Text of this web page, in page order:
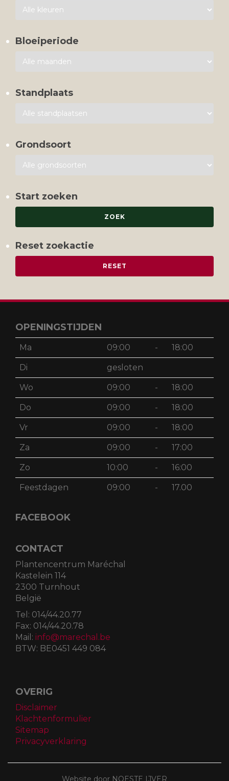
Bloeiperiode
Standplaats
Grondsoort
Start zoeken
Reset zoekactie
OPENINGSTIJDEN
Ma 09:00 - 18:00
Di gesloten
Wo 09:00 - 18:00
Do 09:00 - 18:00
Vr 09:00 - 18:00
Za 09:00 - 17:00
Zo 10:00 - 16:00
Feestdagen 09:00 - 17.00
FACEBOOK
CONTACT
Plantencentrum Maréchal
Kastelein 114
2300 Turnhout
België
Tel: 014/44.20.77
Fax: 014/44.20.78
Mail: info@marechal.be
BTW: BE0451 449 084
OVERIG
Disclaimer
Klachtenformulier
Sitemap
Privacyverklaring
Website door NOESTE IJVER